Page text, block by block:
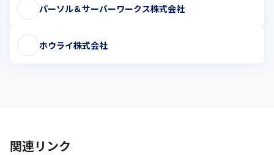
パーソル＆サーバーワークス株式会社
ホウライ株式会社
関連リンク